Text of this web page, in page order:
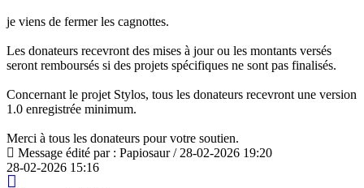
je viens de fermer les cagnottes.
Les donateurs recevront des mises à jour ou les montants versés
seront remboursés si des projets spécifiques ne sont pas finalisés.
Concernant le projet Stylos, tous les donateurs recevront une version
1.0 enregistrée minimum.
Merci à tous les donateurs pour votre soutien.
Message édité par : Papiosaur / 28-02-2026 19:20
28-02-2026 15:16